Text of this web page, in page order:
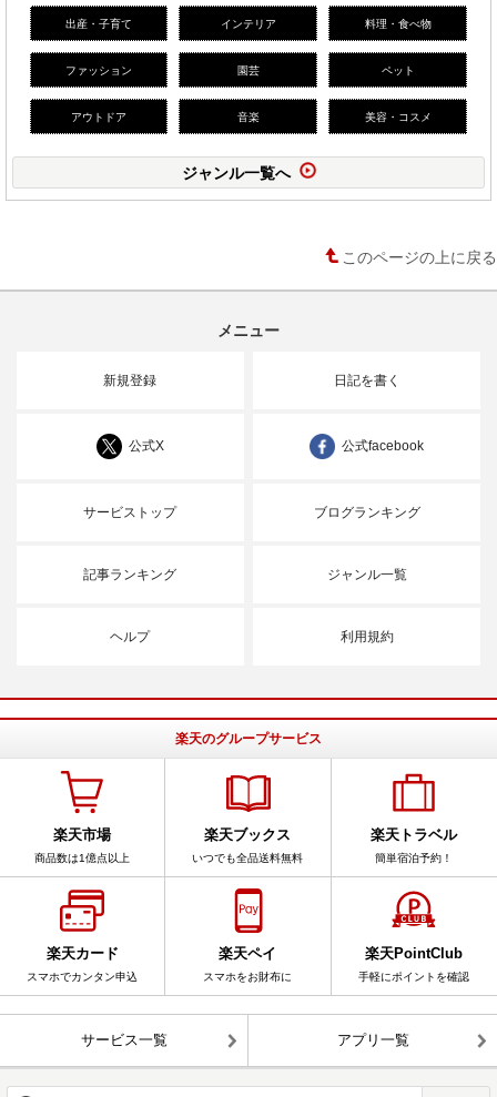
出産・子育て インテリア 料理・食べ物
ファッション 園芸 ペット
アウトドア 音楽 美容・コスメ
ジャンル一覧へ
このページの上に戻る
メニュー
新規登録 日記を書く
公式X 公式facebook
サービストップ ブログランキング
記事ランキング ジャンル一覧
ヘルプ 利用規約
楽天のグループサービス
楽天市場
商品数は1億点以上
楽天ブックス
いつでも全品送料無料
楽天トラベル
簡単宿泊予約！
楽天カード
スマホでカンタン申込
楽天ペイ
スマホをお財布に
楽天PointClub
手軽にポイントを確認
サービス一覧 アプリ一覧